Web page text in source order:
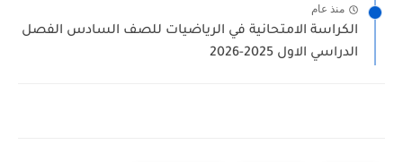
منذ عام
الكراسة الامتحانية في الرياضيات للصف السادس الفصل
الدراسي الاول 2025-2026